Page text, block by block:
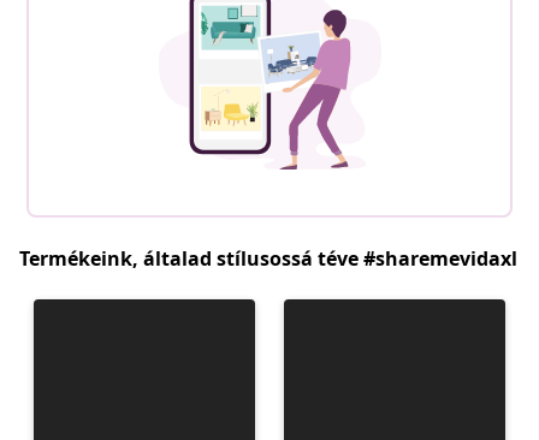
Termékeink, általad stílusossá téve #sharemevidaxl